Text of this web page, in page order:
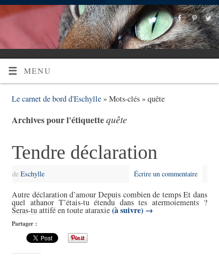
MENU
Le carnet de bord d'Eschylle » Mots-clés » quête
Archives pour l'étiquettequête
Tendre déclaration
deEschylle Écrire un commentaire
Autre déclaration d’amour Depuis combien de temps Et dans
quel athanor T’étais-tu étendu dans tes atermoiements ?
Seras-tu attifé en toute ataraxie(à suivre) →
Partager :